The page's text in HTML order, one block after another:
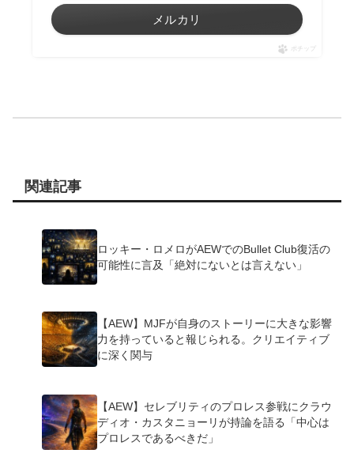
メルカリ
ポチップ
関連記事
ロッキー・ロメロがAEWでのBullet Club復活の
可能性に言及「絶対にないとは言えない」
【AEW】MJFが自身のストーリーに大きな影響
力を持っていると報じられる。クリエイティブ
に深く関与
【AEW】セレブリティのプロレス参戦にクラウ
ディオ・カスタニョーリが持論を語る「中心は
プロレスであるべきだ」